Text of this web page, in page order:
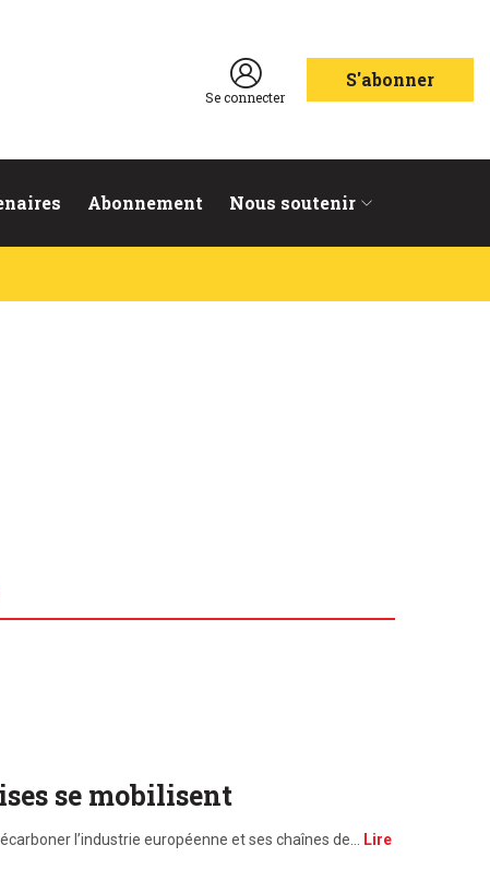
Se connecter
S'abonner
Abonnement Nous soutenir
se mobilisent
l’industrie européenne et ses chaînes de…
Lire